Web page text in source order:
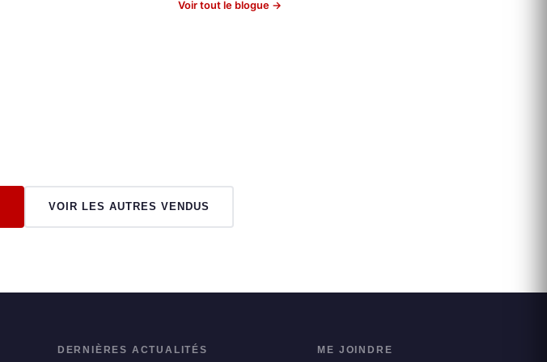
Voir tout le blogue →
VOIR LES AUTRES VENDUS
DERNIÈRES ACTUALITÉS ME JOINDRE